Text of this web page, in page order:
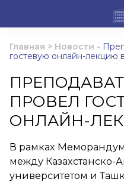
Главная > Новости -
гостевую онлайн-лекцию
ПРОВЕЛ
ОНЛАЙН-
В рамках
между
университетом и